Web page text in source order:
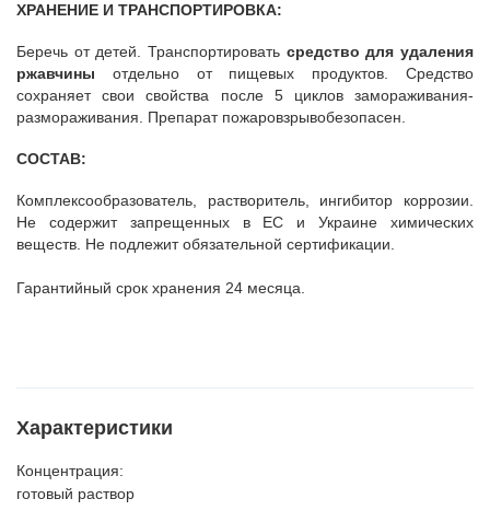
ХРАНЕНИЕ И ТРАНСПОРТИРОВКА:
Беречь от детей. Транспортировать средство для удаления
ржавчины отдельно от пищевых продуктов. Средство
сохраняет свои свойства после 5 циклов замораживания-
размораживания. Препарат пожаровзрывобезопасен.
СОСТАВ:
Комплексообразователь, растворитель, ингибитор коррозии.
Не содержит запрещенных в ЕС и Украине химических
веществ. Не подлежит обязательной сертификации.
Гарантийный срок хранения 24 месяца.
Характеристики
Концентрация:
готовый раствор